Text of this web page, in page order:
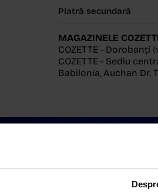
Piatră secundară
MAGAZINELE
COZETTE - Dorobanți
COZETTE - Sediu
Babilonia, Auchan Dr.
Livrare în